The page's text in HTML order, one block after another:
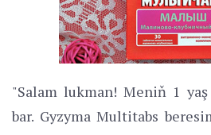
"Salam lukman! Meniň 1
bar. Gyzyma Multitabs